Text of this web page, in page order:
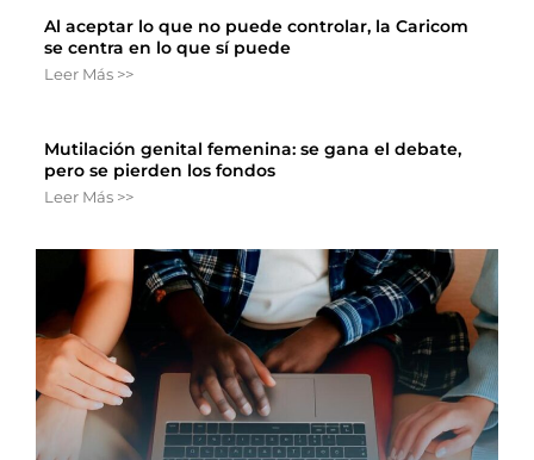
Al aceptar lo que no puede controlar, la Caricom
se centra en lo que sí puede
Leer Más >>
Mutilación genital femenina: se gana el debate,
pero se pierden los fondos
Leer Más >>